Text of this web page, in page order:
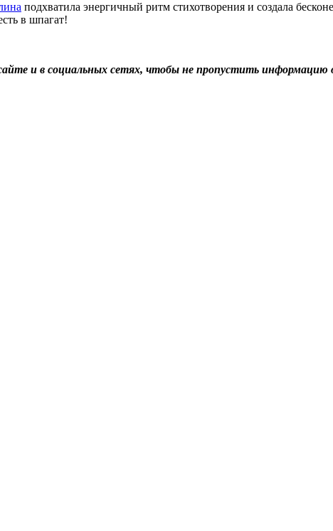
подхватила энергичный ритм стихотворения и создала
в шпагат!
и в социальных сетях, чтобы не пропустить информацию